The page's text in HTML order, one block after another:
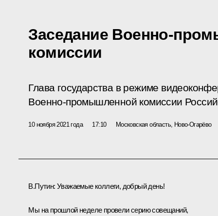
Заседание Военно-
комиссии
Глава государства в режиме
Военно-промышленной комиссии
10 ноября 2021 года 17:10 Московская область, Ново-Огарёво
В.Путин: Уважаемые коллеги, добрый день!
Мы на прошлой неделе провели серию совещаний,